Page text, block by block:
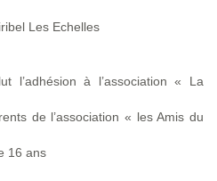
Les Echelles
l’adhésion à l’association « La
de l’association « les Amis du
16 ans